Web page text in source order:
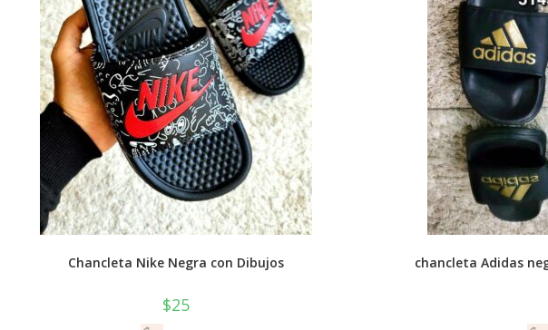
Chancleta Nike Negra con Dibujos
$25
chancleta Adidas